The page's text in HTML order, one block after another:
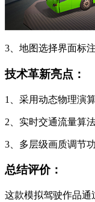
3、地图选择界面标
技术革新亮点：
1、采用动态物理演
2、实时交通流量算
3、多层级画质调节
总结评价：
这款模拟驾驶作品通